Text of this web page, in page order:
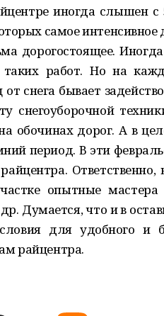
иногда слышен с
самое
дорогостоящее.
таких работ. Но на
снега бывает
снегоуборочной
обочинах дорог. А в
период. В эти
опытные мастера
Думается, что и в
для удобного и
райцентра.